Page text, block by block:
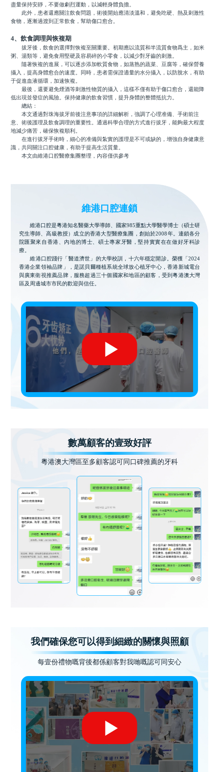
盡量保持安靜，不要做劇烈運動，以減輕身體負擔。
此外，患者還應關注飲食問題，術後開始應清淡溫和，避免吃硬、熱及刺激性
食物，逐漸過渡到正常飲食，幫助傷口愈合。
4、飲食調理與恢複期
拔牙後，飲食的選擇對恢複至關重要。初期應以流質和半流質食物爲主，如米
粥、湯類等，避免食用堅硬及容易碎的小零食，以減少對牙齒的刺激。
隨著恢複的進展，可以逐步添加軟質食物，如蒸熟的蔬菜、豆腐等，確保營養
攝入，提高身體愈合的速度。同時，患者需保證適量的水分攝入，以防脫水，有助
于促進血液循環，加速恢複。
最後，還要避免煙酒等刺激性物質的攝入，這樣不僅有助于傷口愈合，還能降
低出現並發症的風險。保持健康的飲食習慣，提升身體的整體抵抗力。
總結：
本文通過對珠海拔牙前後注意事項的詳細解析，強調了心理准備、手術前注
意、術後護理及飲食調理的重要性。通過科學合理的方式進行拔牙，能夠最大程度
地減少痛苦，確保恢複順利。
在進行拔牙手術時，細心的准備與紮實的護理是不可或缺的，增強自身健康意
識，共同關注口腔健康，有助于提高生活質量。
本文由維港口腔醫療集團整理，內容僅供參考
維港口腔連鎖
維港口腔是粵港知名醫藥大學導師、國家985重點大學醫學博士（碩士研
究生導師、高級教授）成立的香港大型醫療集團，創始於2008年。連鎖各分
院匯聚來自香港、內地的博士、碩士專家牙醫，堅持實實在在做好牙科診
療。
維港口腔踐行「醫道濟世」的大學校訓，十六年穩定開診。榮獲「2024
香港企業領袖品牌」，是諾貝爾種植系統全球放心植牙中心，香港新城電台
與廣東衛視推薦品牌，服務超過三十個國家和地區的顧客，受到粵港澳大灣
區及周邊城市市民的歡迎與信任。
數萬顧客的壹致好評
粵港澳大灣區至多顧客認可同口碑推薦的牙科
我們確保您可以得到細緻的關懷與照顧
每壹份禮物嘅背後都係顧客對我哋嘅認可同安心